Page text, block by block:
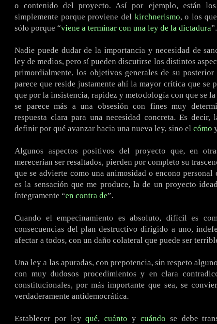
o contenido del proyecto. Así por ejemplo, están
simplemente porque proviene del kirchnerismo, o los
sólo porque “viene a terminar con una ley de la dictadura”.
Nadie puede dudar de la importancia y necesidad de
ley de medios, pero sí pueden discutirse los distintos
primordialmente, los objetivos generales de su
parece que reside justamente ahí la mayor crítica que se
que por la insistencia, rapidez y metodología con que se
se parece más a una obsesión con fines muy
respuesta clara para una necesidad concreta. Es decir,
definir por qué avanzar hacia una nueva ley, sino el cómo
Algunos aspectos positivos del proyecto que, en
merecerían ser resaltados, pierden por completo su
que se advierte como una animosidad o encono personal
es la sensación que me produce, la de un proyecto
íntegramente “en contra de”.
Cuando el empecinamiento es absoluto, difícil es
consecuencias del plan destructivo dirigido a uno,
afectar a todos, con un daño colateral que puede ser
Una ley a las apuradas, con prepotencia, sin respeto
con muy dudosos procedimientos y en clara
constitucionales, por más importante que sea, se
verdaderamente antidemocrática.
Establecer por leyqué,cuánto y cuándo se debe